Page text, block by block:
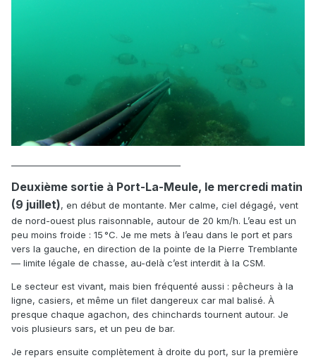
Deuxième sortie à Port-La-Meule, le mercredi matin
(9 juillet), en début de montante. Mer calme, ciel dégagé, vent
de nord-ouest plus raisonnable, autour de 20 km/h. L’eau est un
peu moins froide : 15 °C. Je me mets à l’eau dans le port et pars
vers la gauche, en direction de la pointe de la Pierre Tremblante
— limite légale de chasse, au-delà c’est interdit à la CSM.
Le secteur est vivant, mais bien fréquenté aussi : pêcheurs à la
ligne, casiers, et même un filet dangereux car mal balisé. À
presque chaque agachon, des chinchards tournent autour. Je
vois plusieurs sars, et un peu de bar.
Je repars ensuite complètement à droite du port, sur la première